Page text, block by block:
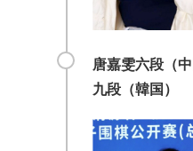
唐嘉雯六段（
九段（韓国）